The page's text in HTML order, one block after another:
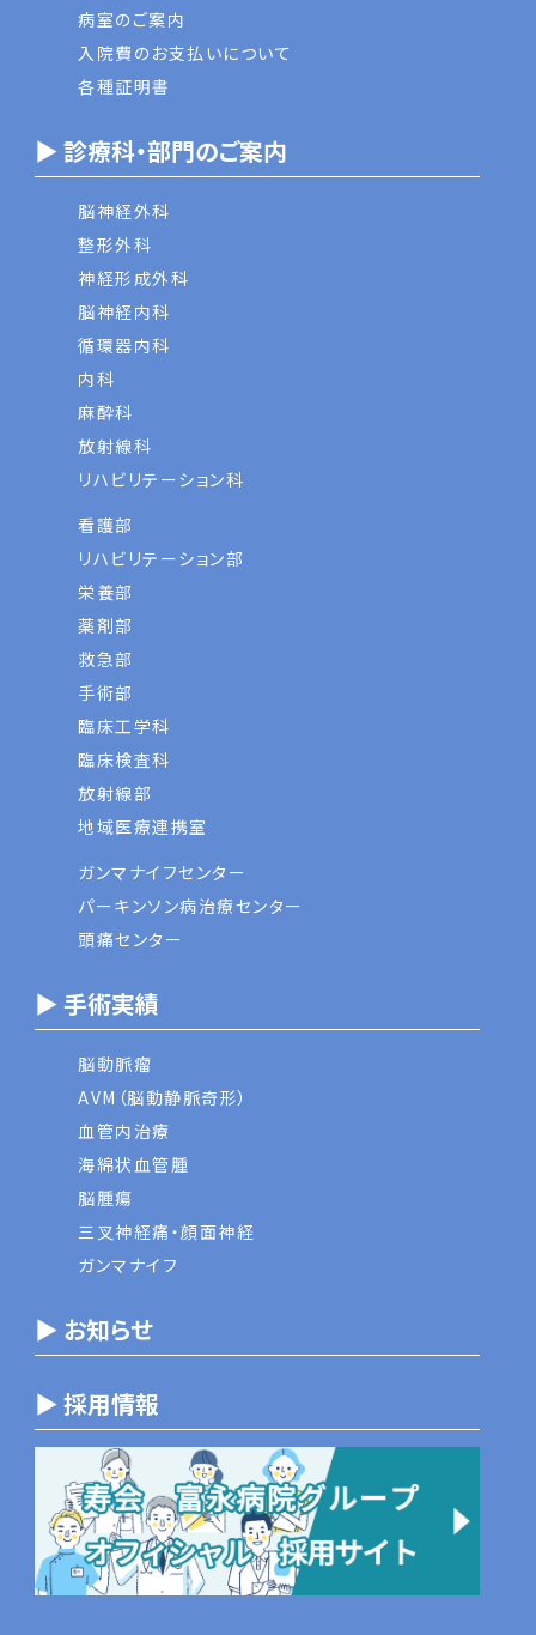
病室のご案内
入院費のお支払いについて
各種証明書
▶ 診療科・部門のご案内
脳神経外科
整形外科
神経形成外科
脳神経内科
循環器内科
内科
麻酔科
放射線科
リハビリテーション科
看護部
リハビリテーション部
栄養部
薬剤部
救急部
手術部
臨床工学科
臨床検査科
放射線部
地域医療連携室
ガンマナイフセンター
パーキンソン病治療センター
頭痛センター
▶ 手術実績
脳動脈瘤
AVM（脳動静脈奇形）
血管内治療
海綿状血管腫
脳腫瘍
三叉神経痛・顔面神経
ガンマナイフ
▶ お知らせ
▶ 採用情報